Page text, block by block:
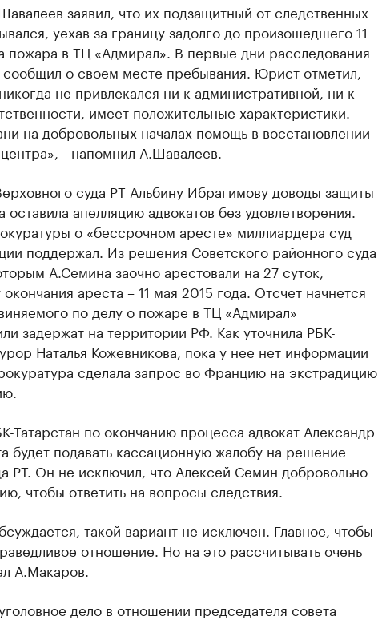
заявил, что их подзащитный от следственных
уехав за границу задолго до произошедшего 11
пожара в ТЦ «Адмирал». В первые дни расследования
о своем месте пребывания. Юрист отметил,
не привлекался ни к административной, ни к
имеет положительные характеристики.
на добровольных началах помощь в восстановлении
- напомнил А.Шавалеев.
суда РТ Альбину Ибрагимову доводы защиты
апелляцию адвокатов без удовлетворения.
о «бессрочном аресте» миллиардера суд
поддержал. Из решения Советского районного суда
А.Семина заочно арестовали на 27 суток,
ареста – 11 мая 2015 года. Отсчет начнется
по делу о пожаре в ТЦ «Адмирал»
задержат на территории РФ. Как уточнила РБК-
Наталья Кожевникова, пока у нее нет информации
сделала запрос во Францию на экстрадицию
Татарстан по окончанию процесса адвокат Александр
будет подавать кассационную жалобу на решение
РТ. Он не исключил, что Алексей Семин добровольно
чтобы ответить на вопросы следствия.
такой вариант не исключен. Главное, чтобы
отношение. Но на это рассчитывать очень
А.Макаров.
дело в отношении председателя совета